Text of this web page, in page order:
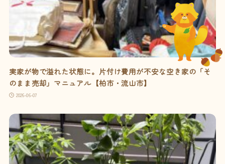
実家が物で溢れた状態に。片付け費用が不安な空き家の「そ
のまま売却」マニュアル【柏市・流山市】
2026-06-07